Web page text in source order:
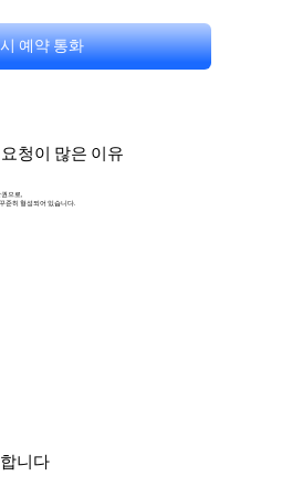
예약 통화
청이 많은 이유
으로,
준히 형성되어 있습니다.
니다